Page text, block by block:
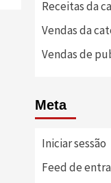
Receitas da
Vendas da
Vendas de
Meta
Iniciar sessão
Feed de